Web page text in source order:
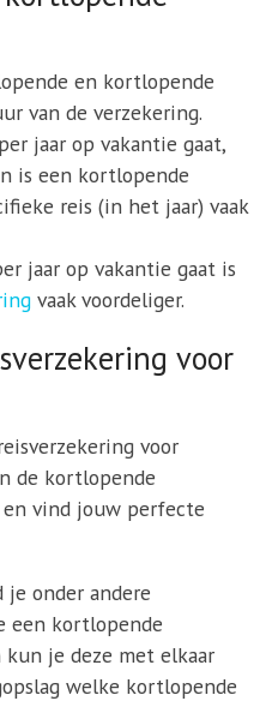
en kortlopende
van de verzekering.
jaar op vakantie gaat,
is een kortlopende
reis (in het jaar) vaak
jaar op vakantie gaat is
vaak voordeliger.
voor
voor
de kortlopende
vind jouw perfecte
onder andere
een kortlopende
je deze met elkaar
welke kortlopende